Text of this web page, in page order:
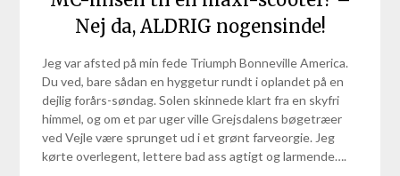
Nej da, ALDRIG nogensinde!
Jeg var afsted på min fede Triumph Bonneville America.
Du ved, bare sådan en hyggetur rundt i oplandet på en
dejlig forårs-søndag. Solen skinnede klart fra en skyfri
himmel, og om et par uger ville Grejsdalens bøgetræer
ved Vejle være sprunget ud i et grønt farveorgie. Jeg
kørte overlegent, lettere bad ass agtigt og larmende….